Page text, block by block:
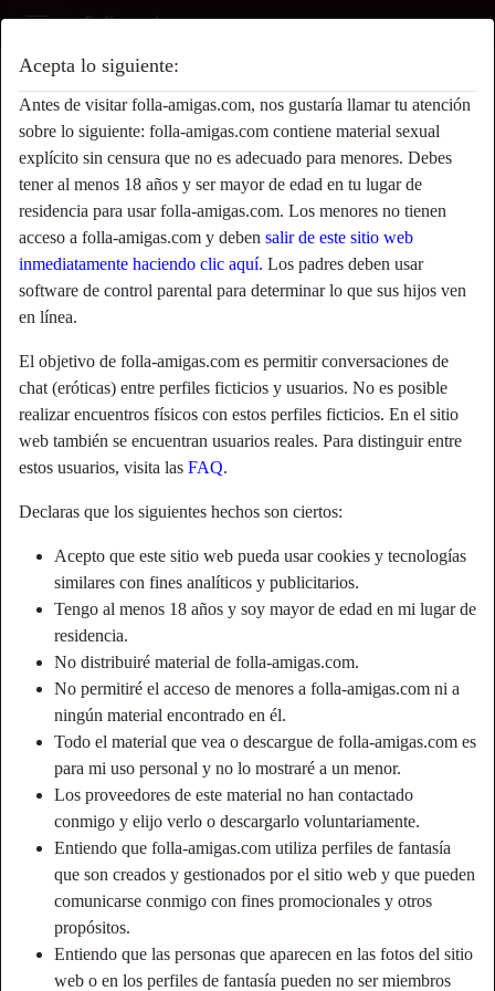
Acepta lo siguiente:
Antes de visitar folla-amigas.com, nos gustaría llamar tu atención
sobre lo siguiente: folla-amigas.com contiene material sexual
explícito sin censura que no es adecuado para menores. Debes
tener al menos 18 años y ser mayor de edad en tu lugar de
residencia para usar folla-amigas.com. Los menores no tienen
acceso a folla-amigas.com y deben salir de este sitio web
inmediatamente haciendo clic aquí. Los padres deben usar
software de control parental para determinar lo que sus hijos ven
en línea.
El objetivo de folla-amigas.com es permitir conversaciones de
chat (eróticas) entre perfiles ficticios y usuarios. No es posible
realizar encuentros físicos con estos perfiles ficticios. En el sitio
web también se encuentran usuarios reales. Para distinguir entre
estos usuarios, visita las FAQ.
Declaras que los siguientes hechos son ciertos:
Acepto que este sitio web pueda usar cookies y tecnologías
similares con fines analíticos y publicitarios.
Tengo al menos 18 años y soy mayor de edad en mi lugar de
residencia.
No distribuiré material de folla-amigas.com.
No permitiré el acceso de menores a folla-amigas.com ni a
ningún material encontrado en él.
Todo el material que vea o descargue de folla-amigas.com es
para mi uso personal y no lo mostraré a un menor.
Los proveedores de este material no han contactado
conmigo y elijo verlo o descargarlo voluntariamente.
Entiendo que folla-amigas.com utiliza perfiles de fantasía
que son creados y gestionados por el sitio web y que pueden
comunicarse conmigo con fines promocionales y otros
propósitos.
Entiendo que las personas que aparecen en las fotos del sitio
web o en los perfiles de fantasía pueden no ser miembros
Pepelu's perfil
star Agregar
Apodo:
Pepelu
Edad:
28
País:
España
Provincia:
Sevilla
Género: